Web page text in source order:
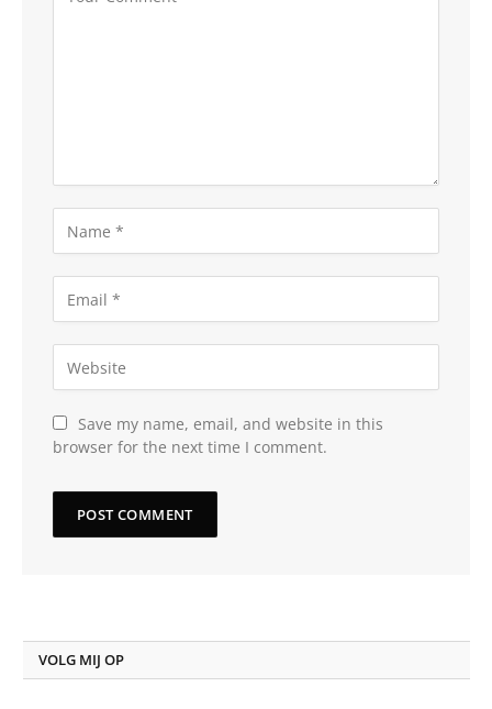
Save my name, email, and website in this
browser for the next time I comment.
VOLG MIJ OP